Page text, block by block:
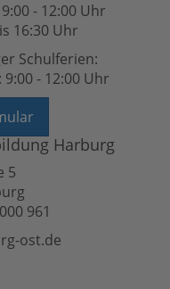
- 12:00 Uhr
16:30 Uhr
Schulferien:
- 12:00 Uhr
Harburg
5
961
ost.de